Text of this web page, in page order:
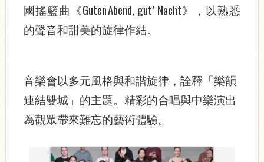
國搖籃曲《Guten Abend, gut’ Nacht》，以熟悉
的聲音和甜美的旋律作結。
音樂會以多元風格與和諧旋律，詮釋「樂韻
連結雙城」的主題。精彩的合唱與中樂演出
為觀眾帶來難忘的藝術體驗。